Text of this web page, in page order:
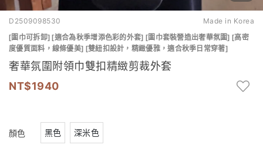
D2509098530 Made in Korea
[圍巾可拆卸] [適合為秋季增添色彩的外套] [圍巾套裝營造出奢華氛圍] [高密
度優質面料，線條優美] [雙紐扣設計，精緻優雅，適合秋季日常穿著]
奢華氛圍附領巾雙扣精緻剪裁外套
1940
顏色 黑色 深米色